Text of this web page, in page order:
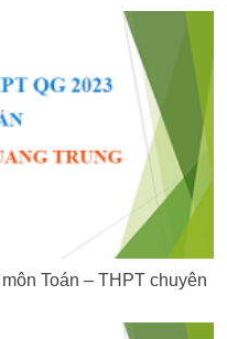
Toán – THPT chuyên